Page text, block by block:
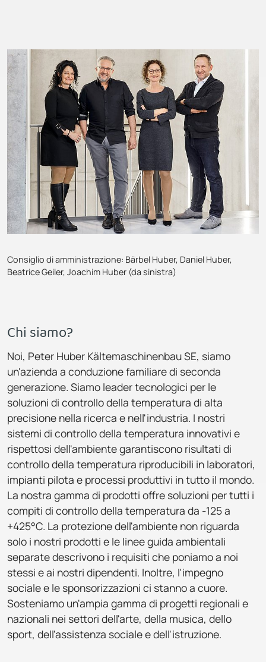
Consiglio di amministrazione: Bärbel Huber, Daniel Huber,
Beatrice Geiler, Joachim Huber (da sinistra)
Chi siamo?
Noi, Peter Huber Kältemaschinenbau SE, siamo
un'azienda a conduzione familiare di seconda
generazione. Siamo leader tecnologici per le
soluzioni di controllo della temperatura di alta
precisione nella ricerca e nell'industria. I nostri
sistemi di controllo della temperatura innovativi e
rispettosi dell'ambiente garantiscono risultati di
controllo della temperatura riproducibili in laboratori,
impianti pilota e processi produttivi in tutto il mondo.
La nostra gamma di prodotti offre soluzioni per tutti i
compiti di controllo della temperatura da -125 a
+425°C. La protezione dell'ambiente non riguarda
solo i nostri prodotti e le linee guida ambientali
separate descrivono i requisiti che poniamo a noi
stessi e ai nostri dipendenti. Inoltre, l'impegno
sociale e le sponsorizzazioni ci stanno a cuore.
Sosteniamo un'ampia gamma di progetti regionali e
nazionali nei settori dell'arte, della musica, dello
sport, dell'assistenza sociale e dell'istruzione.